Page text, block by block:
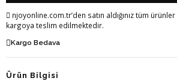
njoyonline.com.tr’den satın aldığınız tüm ürünler
kargoya teslim edilmektedir.
Kargo Bedava
Ürün Bilgisi